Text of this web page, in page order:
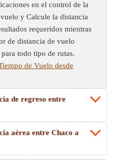
en el control de la
y Calcule la distancia
requeridos mientras
de distancia de vuelo
todo tipo de rutas.
de Vuelo desde
de regreso entre
aérea entre Chaco a